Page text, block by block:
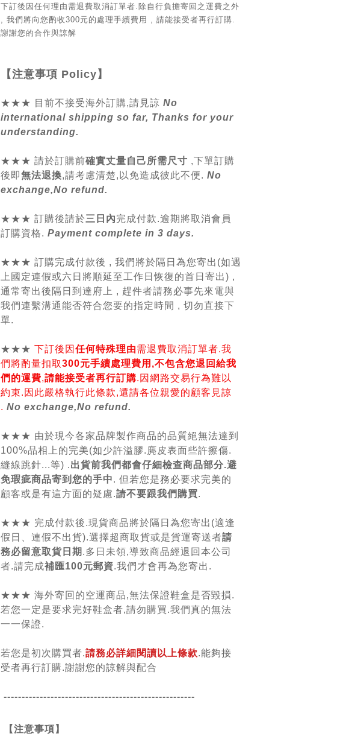
下訂後因 任何理由 需退費取消訂單者.除自行負擔寄回之運費之外
, 我們將向您酌收300元的處理手續費用 , 請能接受者再行訂購.
謝謝您的合作與諒解
【注意事項 Policy 】
★★★ 目前不接受海外訂購,請見諒 No
international shipping so far, Thanks for your
understanding.
★★★ 請於訂購前確實丈量自己所需尺寸 ,下單訂購
後即無法退換,請考慮清楚,以免造成彼此不便. No
exchange,No refund.
★★★ 訂購後請於三日內完成付款.逾期將取消會員
訂購資格. Payment complete in 3 days.
★★★ 訂購完成付款後 , 我們將於隔日為您寄出(如遇
上國定連假或六日將順延至工作日恢復的首日寄出) ,
通常寄出後隔日到達府上 , 趕件者請務必事先來電與
我們連繫溝通能否符合您要的指定時間 , 切勿直接下
單.
★★★ 下訂後因 任何特殊理由需退費取消訂單者.我
們將酌量扣取300元手續處理費用,不包含您退回給我
們的運費,請能接受者再行訂購.因網路交易行為難以
約束.因此嚴格執行此條款,還請各位親愛的顧客見諒
. No exchange,No refund.
★★★ 由於現今各家品牌製作商品的品質絕無法達到
100%品相上的完美(如少許溢膠.麂皮表面些許擦傷.
縫線跳針...等) .出貨前我們都會仔細檢查商品部分.避
免瑕疵商品寄到您的手中. 但若您是務必要求完美的
顧客或是有這方面的疑慮.請不要跟我們購買.
★★★ 完成付款後.現貨商品將於隔日為您寄出(適逢
假日、連假不出貨).選擇超商取貨或是貨運寄送者請
務必留意取貨日期 .多日未領,導致商品經退回本公司
者.請完成補匯100元郵資.我們才會再為您寄出.
★★★ 海外寄回的空運商品,無法保證鞋盒是否毀損.
若您一定是要求完好鞋盒者,請勿購買.我們真的無法
一一保證.
若您是初次購買者.請務必詳細閱讀以上條款.能夠接
受者再行訂購.謝謝您的諒解與配合
-----------------------------------------------------
【注意事項】